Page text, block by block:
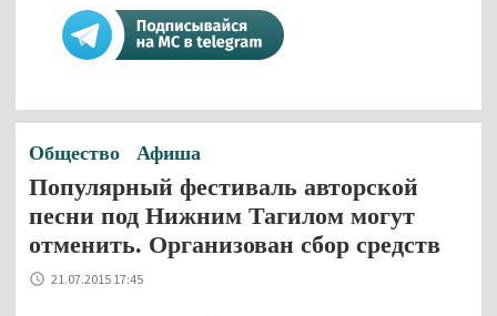
Общество Афиша
Популярный фестиваль авторской
песни под Нижним Тагилом могут
отменить. Организован сбор средств
21.07.2015 17:45